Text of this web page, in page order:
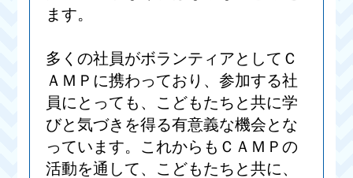
ます。
多くの社員がボランティアとしてＣ
ＡＭＰに携わっており、参加する社
員にとっても、こどもたちと共に学
びと気づきを得る有意義な機会とな
っています。これからもＣＡＭＰの
活動を通して、こどもたちと共に、